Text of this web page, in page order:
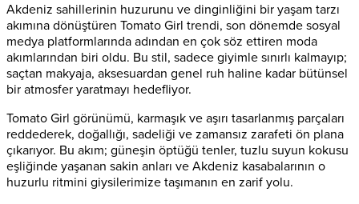
Akdeniz sahillerinin huzurunu ve dinginliğini bir yaşam tarzı
akımına dönüştüren Tomato Girl trendi, son dönemde sosyal
medya platformlarında adından en çok söz ettiren moda
akımlarından biri oldu. Bu stil, sadece giyimle sınırlı kalmayıp;
saçtan makyaja, aksesuardan genel ruh haline kadar bütünsel
bir atmosfer yaratmayı hedefliyor.
Tomato Girl görünümü, karmaşık ve aşırı tasarlanmış parçaları
reddederek, doğallığı, sadeliği ve zamansız zarafeti ön plana
çıkarıyor. Bu akım; güneşin öptüğü tenler, tuzlu suyun kokusu
eşliğinde yaşanan sakin anları ve Akdeniz kasabalarının o
huzurlu ritmini giysilerimize taşımanın en zarif yolu.